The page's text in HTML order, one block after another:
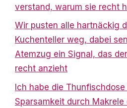
verstand, warum sie recht
Wir pusten alle hartnäckig
Kuchenteller weg, dabei
Atemzug ein Signal, das
recht anzieht
Ich habe die Thunfischdose
Sparsamkeit durch